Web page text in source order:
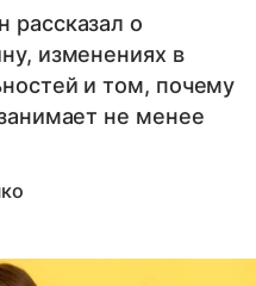
о
изменениях в
и том, почему
не менее